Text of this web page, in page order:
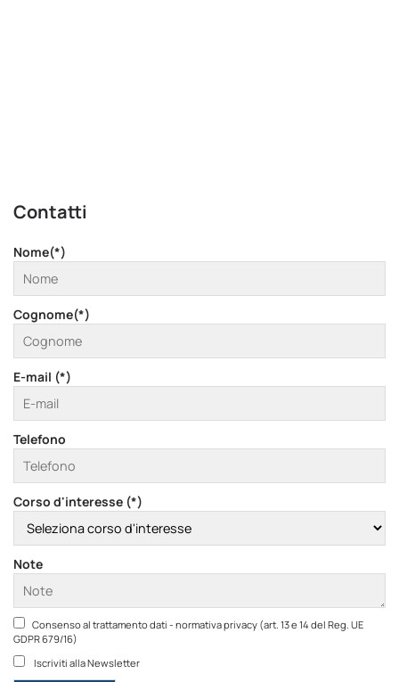
Contatti
Nome(*)
Cognome(*)
E-mail (*)
Telefono
Corso d'interesse (*)
Note
Consenso al trattamento dati - normativa privacy (art. 13 e 14 del Reg. UE
GDPR 679/16)
Iscriviti alla Newsletter